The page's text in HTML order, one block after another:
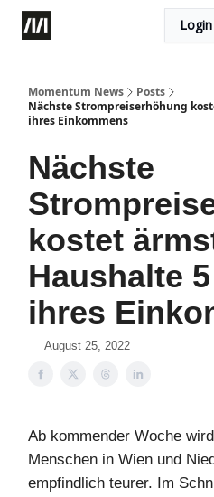
Login
Momentum News
Posts
Nächste Strompreiserhöhung
ihres Einkommens
Nächste
kostet
Haushalte
ihres
August 25, 2022
Ab kommender Woche
Menschen in Wien und
empfindlich teurer. Im